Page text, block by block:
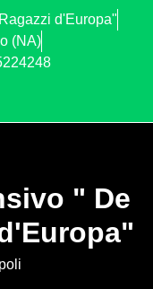
d'Europa"
(NA)
" De